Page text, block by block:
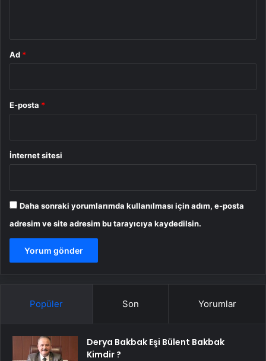
Ad *
E-posta *
İnternet sitesi
Daha sonraki yorumlarımda kullanılması için adım, e-posta
adresim ve site adresim bu tarayıcıya kaydedilsin.
Popüler Son Yorumlar
Derya Bakbak Eşi Bülent Bakbak
Kimdir ?